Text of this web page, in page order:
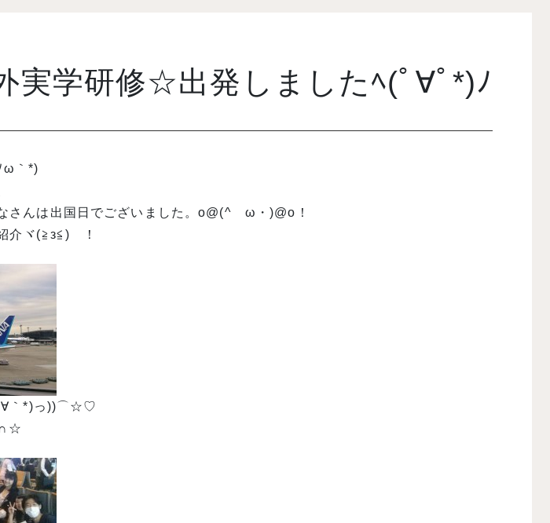
実学研修☆出発しましたﾍ(ﾟ∀ﾟ*)ﾉ
ω｀*)
さんは出国日でございました。o@(^ゝω・)@o！
介ヾ(≧з≦)ゞ！
∀｀*)っ))⌒☆♡